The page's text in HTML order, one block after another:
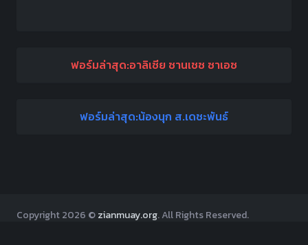
ฟอร์มล่าสุด:อาลิเซีย ซานเชซ ซาเอซ
ฟอร์มล่าสุด:น้องนุก ส.เดชะพันธ์
Copyright2026 ©zianmuay.org. All Rights Reserved.